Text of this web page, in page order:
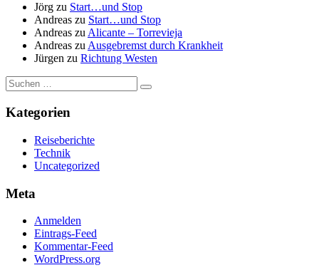
Jörg zu Start…und Stop
Andreas zu Start…und Stop
Andreas zu Alicante – Torrevieja
Andreas zu Ausgebremst durch Krankheit
Jürgen zu Richtung Westen
Suche
nach:
Kategorien
Reiseberichte
Technik
Uncategorized
Meta
Anmelden
Eintrags-Feed
Kommentar-Feed
WordPress.org